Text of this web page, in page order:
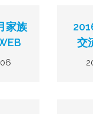
家族
交